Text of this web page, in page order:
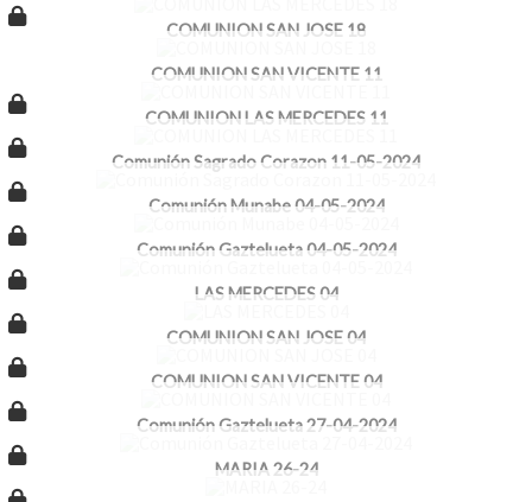
COMUNION SAN JOSE 18
COMUNION SAN VICENTE 11
COMUNION LAS MERCEDES 11
Comunión Sagrado Corazon 11-05-2024
Comunión Munabe 04-05-2024
Comunión Gaztelueta 04-05-2024
LAS MERCEDES 04
COMUNION SAN JOSE 04
COMUNION SAN VICENTE 04
Comunión Gaztelueta 27-04-2024
MARIA 26-24